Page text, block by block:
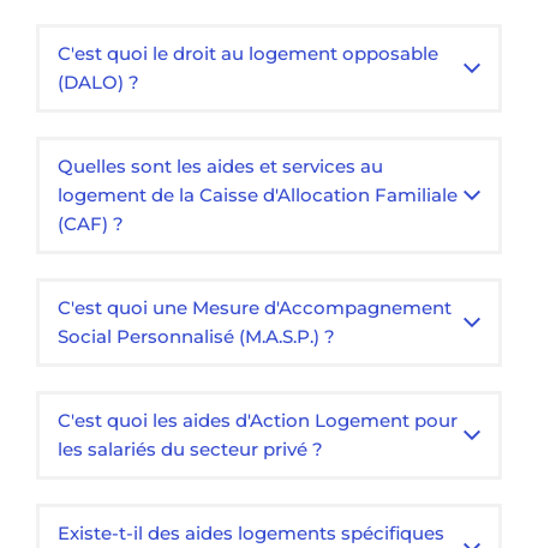
C'est quoi le droit au logement opposable
(DALO) ?
Quelles sont les aides et services au
logement de la Caisse d'Allocation Familiale
(CAF) ?
C'est quoi une Mesure d'Accompagnement
Social Personnalisé (M.A.S.P.) ?
C'est quoi les aides d'Action Logement pour
les salariés du secteur privé ?
Existe-t-il des aides logements spécifiques